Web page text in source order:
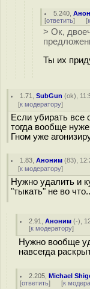
5.240 ,
[ответить] [
> Ок,
Ты их
1.71 ,SubGun (ok),
[к модератору]
Если убирать все
тогда вообще
Гном уже
1.83 ,Аноним (83),
[к модератору]
Нужно удалить и
"тыкать" не во
2.91 ,Аноним (-),
[к модератору]
Нужно вообще
навсегда
2.205 ,Michael
[ответить] [к